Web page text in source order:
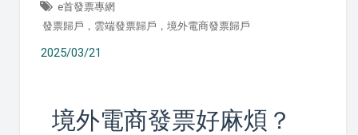
e首發票專網
發票歸戶，雲端發票歸戶，境外電商發票歸戶
2025/03/21
境外電商發票好麻煩？